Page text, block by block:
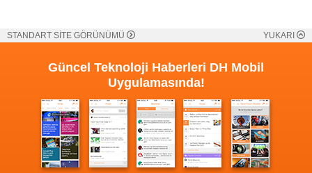
STANDART SİTE GÖRÜNÜMÜ YUKARI
Güncel Teknoloji Haberleri DH Mobil
Uygulamasında!